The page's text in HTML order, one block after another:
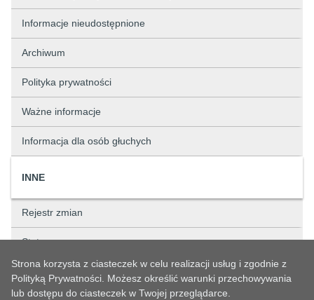
Informacje nieudostępnione
Archiwum
Polityka prywatności
Ważne informacje
Informacja dla osób głuchych
INNE
Rejestr zmian
Status sprawy
Strona korzysta z ciasteczek w celu realizacji usług i zgodnie z
Polityką Prywatności. Możesz określić warunki przechowywania
lub dostępu do ciasteczek w Twojej przeglądarce.